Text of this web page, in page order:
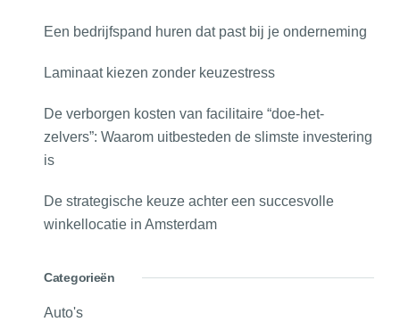
Een bedrijfspand huren dat past bij je onderneming
Laminaat kiezen zonder keuzestress
De verborgen kosten van facilitaire “doe-het-
zelvers”: Waarom uitbesteden de slimste investering
is
De strategische keuze achter een succesvolle
winkellocatie in Amsterdam
Categorieën
Auto's